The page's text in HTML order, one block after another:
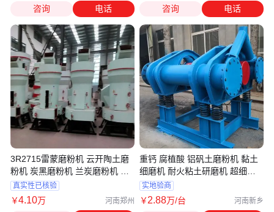
咨询 电话
3R2715雷蒙磨粉机 云开陶土磨
粉机 炭黑磨粉机 兰炭磨粉机 煤
矸石磨粉机
真实性已核验
￥4.10万 河南郑州
咨询 电话
重钙 腐植酸 铝矾土磨粉机 黏土
细磨机 耐火粘土研磨机 超细制
粉实地验商
￥2.88万/台 河南新乡